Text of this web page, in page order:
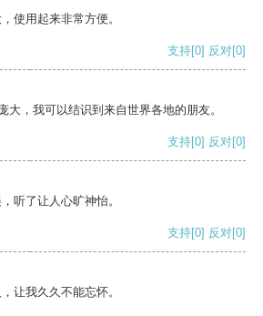
使用起来非常方便。
支持[0] 反对[0]
大，我可以结识到来自世界各地的朋友。
支持[0] 反对[0]
听了让人心旷神怡。
支持[0] 反对[0]
让我久久不能忘怀。